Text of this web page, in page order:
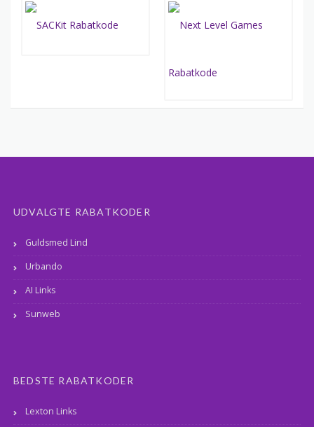
UDVALGTE RABATKODER
Guldsmed Lind
Urbando
AI Links
Sunweb
BEDSTE RABATKODER
Lexton Links